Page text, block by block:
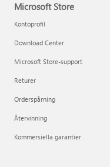
Microsoft Store
Kontoprofil
Download Center
Microsoft Store-support
Returer
Orderspårning
Återvinning
Kommersiella garantier